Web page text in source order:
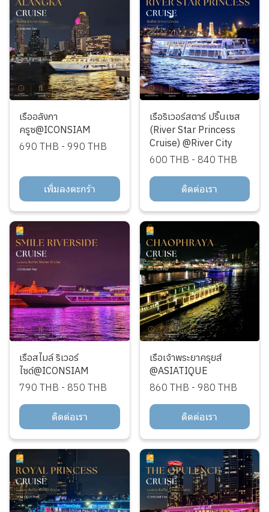
เรืออลังกา
ครูซ@ICONSIAM
690 THB - 990 THB
เพิ่มลงตะกร้า
เรือริเวอร์สตาร์ ปริ๊นเซส
(River Star Princess
Cruise) @River City
600 THB - 840 THB
ติดต่อเรา
เรือสไมล์ ริเวอร์
ไซด์@ICONSIAM
790 THB - 850 THB
ติดต่อเรา
เรือเจ้าพระยาครุยส์
@ASIATIQUE
860 THB - 980 THB
ติดต่อเรา